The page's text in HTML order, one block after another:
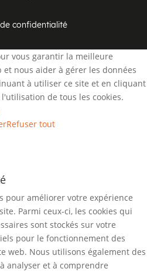
confidentialité
vous garantir la meilleure
nous aider à gérer les données
à utiliser ce site et en cliquant
l'utilisation de tous les cookies.
Refuser tout
pour améliorer votre expérience
Parmi ceux-ci, les cookies qui
sont stockés sur votre
pour le fonctionnement des
web. Nous utilisons également des
analyser et à comprendre